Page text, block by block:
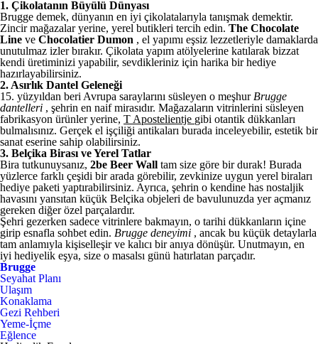
1. Çikolatanın Büyülü Dünyası
Brugge demek, dünyanın en iyi çikolatalarıyla tanışmak demektir.
Zincir mağazalar yerine, yerel butikleri tercih edin. The Chocolate
Line ve Chocolatier Dumon , el yapımı eşsiz lezzetleriyle damaklarda
unutulmaz izler bırakır. Çikolata yapım atölyelerine katılarak bizzat
kendi üretiminizi yapabilir, sevdikleriniz için harika bir hediye
hazırlayabilirsiniz.
2. Asırlık Dantel Geleneği
15. yüzyıldan beri Avrupa saraylarını süsleyen o meşhur Brugge
dantelleri , şehrin en naif mirasıdır. Mağazaların vitrinlerini süsleyen
fabrikasyon ürünler yerine, T Apostelientje gibi otantik dükkanları
bulmalısınız. Gerçek el işçiliği antikaları burada inceleyebilir, estetik bir
sanat eserine sahip olabilirsiniz.
3. Belçika Birası ve Yerel Tatlar
Bira tutkunuysanız, 2be Beer Wall tam size göre bir durak! Burada
yüzlerce farklı çeşidi bir arada görebilir, zevkinize uygun yerel biraları
hediye paketi yaptırabilirsiniz. Ayrıca, şehrin o kendine has nostaljik
havasını yansıtan küçük Belçika objeleri de bavulunuzda yer açmanız
gereken diğer özel parçalardır.
Şehri gezerken sadece vitrinlere bakmayın, o tarihi dükkanların içine
girip esnafla sohbet edin. Brugge deneyimi , ancak bu küçük detaylarla
tam anlamıyla kişiselleşir ve kalıcı bir anıya dönüşür. Unutmayın, en
iyi hediyelik eşya, size o masalsı günü hatırlatan parçadır.
Brugge
Seyahat Planı
Ulaşım
Konaklama
Gezi Rehberi
Yeme-İçme
Eğlence